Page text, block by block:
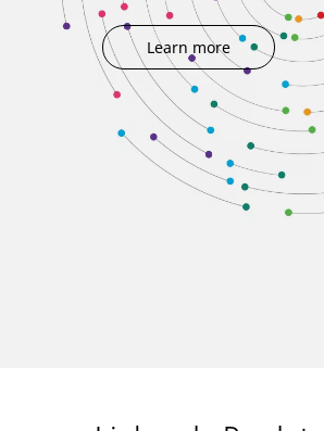
Learn more